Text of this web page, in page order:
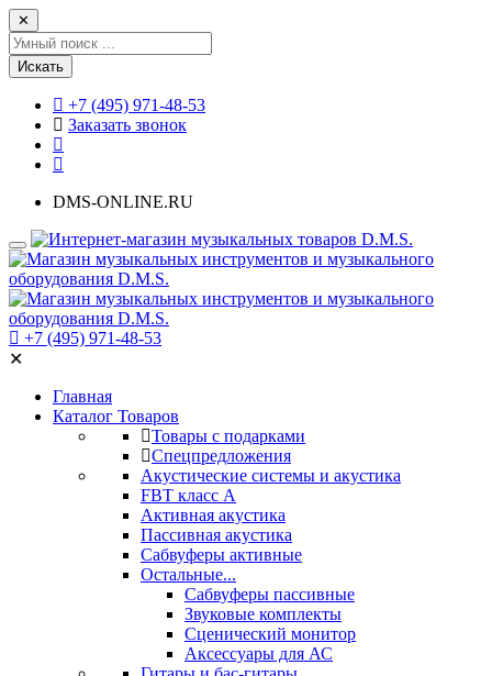
✕
Искать
+7 (495) 971-48-53
Заказать звонок
DMS-ONLINE.RU
+7 (495) 971-48-53
✕
Главная
Каталог Товаров
Товары с подарками
Спецпредложения
Акустические системы и акустика
FBT класс А
Активная акустика
Пассивная акустика
Сабвуферы активные
Остальные...
Сабвуферы пассивные
Звуковые комплекты
Сценический монитор
Аксессуары для АС